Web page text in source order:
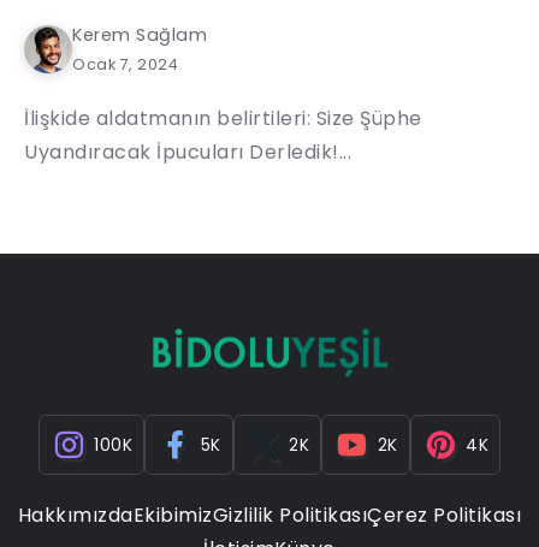
Kerem Sağlam
Ocak 7, 2024
İlişkide aldatmanın belirtileri: Size Şüphe
Uyandıracak İpucuları Derledik!...
100K 5K 2K 2K 4K
HakkımızdaEkibimizGizlilik PolitikasıÇerez Politikası